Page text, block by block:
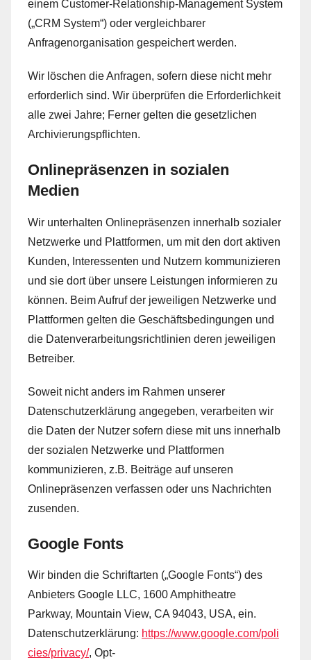
einem Customer-Relationship-Management System
(„CRM System“) oder vergleichbarer
Anfragenorganisation gespeichert werden.
Wir löschen die Anfragen, sofern diese nicht mehr
erforderlich sind. Wir überprüfen die Erforderlichkeit
alle zwei Jahre; Ferner gelten die gesetzlichen
Archivierungspflichten.
Onlinepräsenzen in sozialen
Medien
Wir unterhalten Onlinepräsenzen innerhalb sozialer
Netzwerke und Plattformen, um mit den dort aktiven
Kunden, Interessenten und Nutzern kommunizieren
und sie dort über unsere Leistungen informieren zu
können. Beim Aufruf der jeweiligen Netzwerke und
Plattformen gelten die Geschäftsbedingungen und
die Datenverarbeitungsrichtlinien deren jeweiligen
Betreiber.
Soweit nicht anders im Rahmen unserer
Datenschutzerklärung angegeben, verarbeiten wir
die Daten der Nutzer sofern diese mit uns innerhalb
der sozialen Netzwerke und Plattformen
kommunizieren, z.B. Beiträge auf unseren
Onlinepräsenzen verfassen oder uns Nachrichten
zusenden.
Google Fonts
Wir binden die Schriftarten („Google Fonts“) des
Anbieters Google LLC, 1600 Amphitheatre
Parkway, Mountain View, CA 94043, USA, ein.
Datenschutzerklärung: https://www.google.com/poli
cies/privacy/, Opt-